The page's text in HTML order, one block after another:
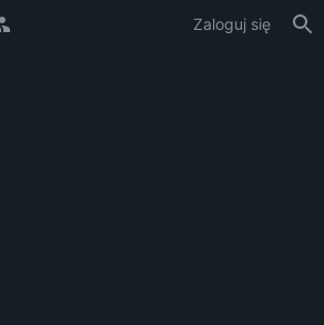
Zaloguj się